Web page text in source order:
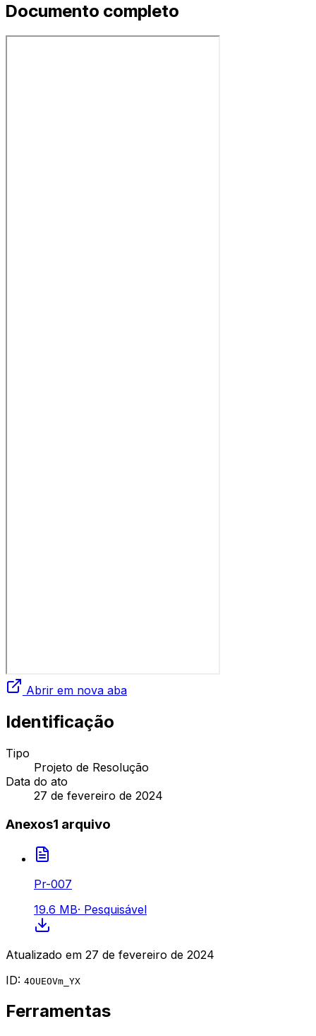
Documento completo
Abrir em nova aba
Identificação
Tipo
Projeto de Resolução
Data do ato
27 de fevereiro de 2024
Anexos1 arquivo
Pr-007
19.6 MB· Pesquisável
Atualizado em 27 de fevereiro de 2024
ID: 4OUEOVm_YX
Ferramentas